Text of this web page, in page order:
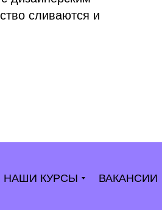
сливаются и
НАШИ КУРСЫ ВАКАНСИИ